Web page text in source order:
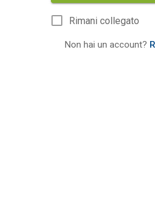
Rimani collegato
Non hai un account?